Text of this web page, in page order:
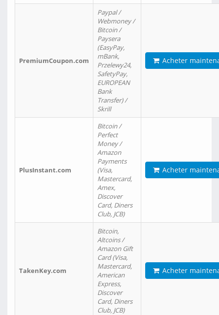
PremiumCoupon.com
Paypal /
Webmoney /
Bitcoin /
Paysera
(EasyPay,
mBank,
Przelewy24,
SafetyPay,
EUROPEAN
Bank
Transfer) /
Skrill
Acheter
PlusInstant.com
Bitcoin /
Perfect
Money /
Amazon
Payments
(Visa,
Mastercard,
Amex,
Discover
Card, Diners
Club, JCB)
Acheter
TakenKey.com
Bitcoin,
Altcoins /
Amazon Gift
Card (Visa,
Mastercard,
American
Express,
Discover
Card, Diners
Club, JCB)
Acheter